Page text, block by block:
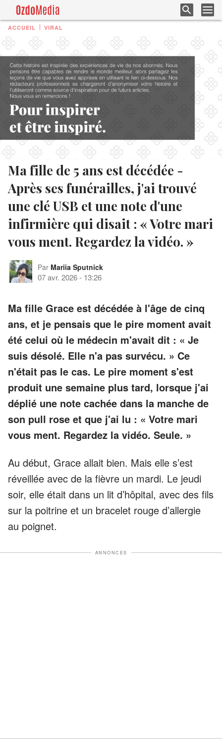
ACCUEIL VIRAL
Ma fille de 5 ans est décédée -
Après ses funérailles, j'ai trouvé
une clé USB et une note d'une
infirmière qui disait : « Votre mari
vous ment. Regardez la vidéo. »
Par Mariia Sputnick
07 avr. 2026- 13:26
Ma fille Grace est décédée à l'âge de cinq
ans, et je pensais que le pire moment avait
été celui où le médecin m'avait dit : « Je
suis désolé. Elle n'a pas survécu. » Ce
n'était pas le cas. Le pire moment s'est
produit une semaine plus tard, lorsque j'ai
déplié une note cachée dans la manche de
son pull rose et que j'ai lu : « Votre mari
vous ment. Regardez la vidéo. Seule. »
Au début, Grace allait bien. Mais elle s’est
réveillée avec de la fièvre un mardi. Le jeudi
soir, elle était dans un lit d’hôpital, avec des fils
sur la poitrine et un bracelet rouge d’allergie
au poignet.
ANNONCES